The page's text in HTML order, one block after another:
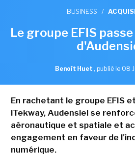
BUSINESS /
Le groupe EFIS
Benoît Huet , publié le 08
En rachetant le groupe EFIS
iTekway, Audensiel se
aéronautique et spatiale et
engagement en faveur de
numérique.